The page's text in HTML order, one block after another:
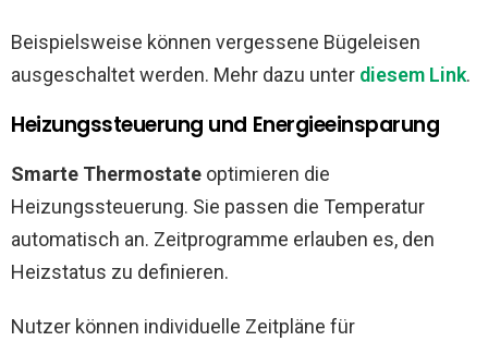
Beispielsweise können vergessene Bügeleisen
ausgeschaltet werden. Mehr dazu unter diesem Link.
Heizungssteuerung und Energieeinsparung
Smarte Thermostate optimieren die
Heizungssteuerung. Sie passen die Temperatur
automatisch an. Zeitprogramme erlauben es, den
Heizstatus zu definieren.
Nutzer können individuelle Zeitpläne für